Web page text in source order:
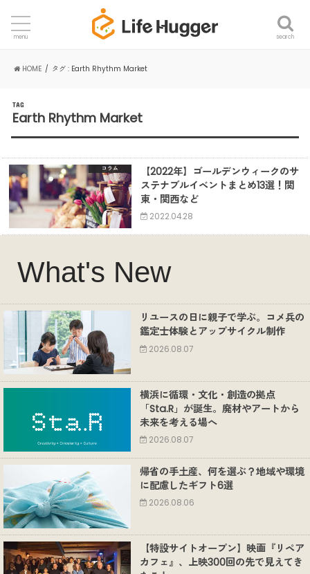
search
menu
HOME タグ : Earth Rhythm Market
TAG
Earth Rhythm Market
コラム
【2022年】ゴールデンウィークのサ
ステナブルイベントまとめ13選！関
東・関西など
2022.04.28
What's New
リユースの日に親子で学ぶ。コメ兵の
鑑定士体験とアップサイクル制作
2026.08.07
横浜に循環・文化・創造の拠点
「Sta.R」が誕生。廃材やアートから
未来を考える場へ
2026.08.07
帰省の手土産、何を選ぶ？地域や環境
に配慮したギフト6選
2026.08.06
【特設サイトオープン】映画『リペア
カフェ』、上映300回の先で見えてき